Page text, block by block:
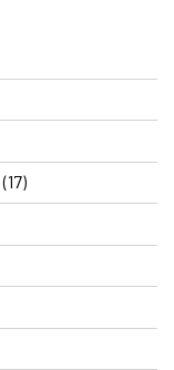
(17)